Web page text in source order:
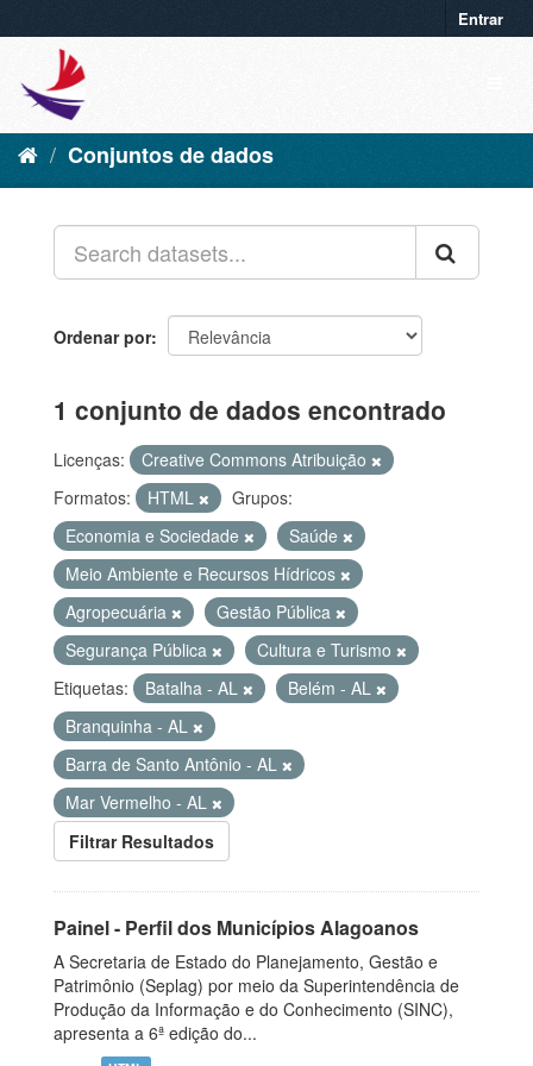
Entrar
Conjuntos de dados
Ordenar por
1 conjunto de dados encontrado
Licenças:
Creative Commons Atribuição
Formatos:
HTML
Grupos:
Economia e Sociedade
Saúde
Meio Ambiente e Recursos Hídricos
Agropecuária
Gestão Pública
Segurança Pública
Cultura e Turismo
Etiquetas:
Batalha - AL
Belém - AL
Branquinha - AL
Barra de Santo Antônio - AL
Mar Vermelho - AL
Filtrar Resultados
Painel - Perfil dos Municípios Alagoanos
A Secretaria de Estado do Planejamento, Gestão e
Patrimônio (Seplag) por meio da Superintendência de
Produção da Informação e do Conhecimento (SINC),
apresenta a 6ª edição do...